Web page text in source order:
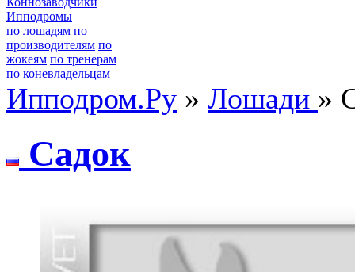
Ипподромы
по лошадям по
производителям по
жокеям по тренерам
по коневладельцам
Ипподром.Ру » Лошади »
Сaдoк